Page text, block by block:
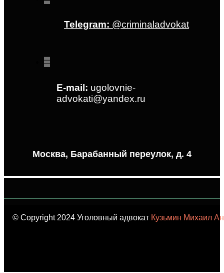
Telegram: @criminaladvokat
E-mail: ugolovnie-
advokati@yandex.ru
Москва, Барабанный переулок, д. 4
© Copyright 2024 Уголовный адвокат Кузьмин Михаил